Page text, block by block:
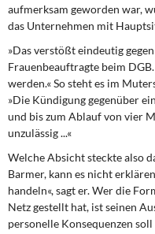
Rosa-Luxemburg-
Über mich
Kontakt
aufmerksam geworden war,
das Unternehmen mit
»Das verstößt eindeutig
Frauenbeauftragte beim
werden.« So steht es im
»Die Kündigung gegenüber
und bis zum Ablauf von vier
unzulässig ...«
Welche Absicht steckte also
Barmer, kann es nicht
handeln«, sagt er. Wer die
Netz gestellt hat, ist seinen
personelle Konsequenzen soll